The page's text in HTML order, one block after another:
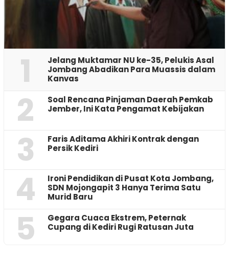
1
Jelang Muktamar NU ke-35, Pelukis Asal
Jombang Abadikan Para Muassis dalam
Kanvas
2
‎Soal Rencana Pinjaman Daerah Pemkab
Jember, Ini Kata Pengamat Kebijakan ‎
3
Faris Aditama Akhiri Kontrak dengan
Persik Kediri
4
Ironi Pendidikan di Pusat Kota Jombang,
SDN Mojongapit 3 Hanya Terima Satu
Murid Baru
5
‎Gegara Cuaca Ekstrem, Peternak
Cupang di Kediri Rugi Ratusan Juta